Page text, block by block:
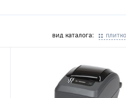
вид каталога: